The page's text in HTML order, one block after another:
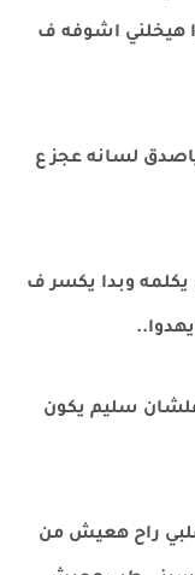
هيخلني اشوفه ف
لسانه عجز ع
وبدا يكسر ف
سليم يكون
راح هعيش من